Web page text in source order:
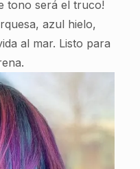
tono será el truco!
azul hielo,
al mar. Listo para